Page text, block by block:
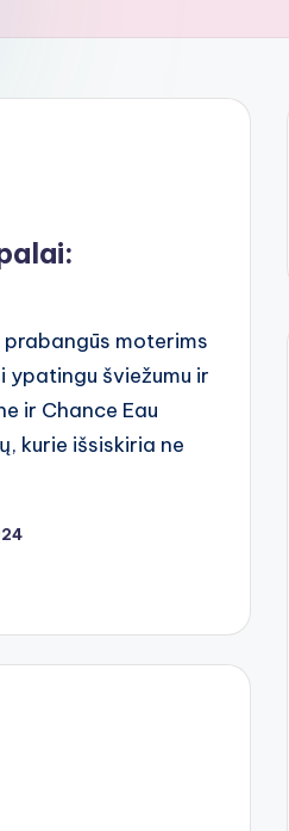
moterims
šviežumu ir
ir Chance Eau
kurie išsiskiria ne